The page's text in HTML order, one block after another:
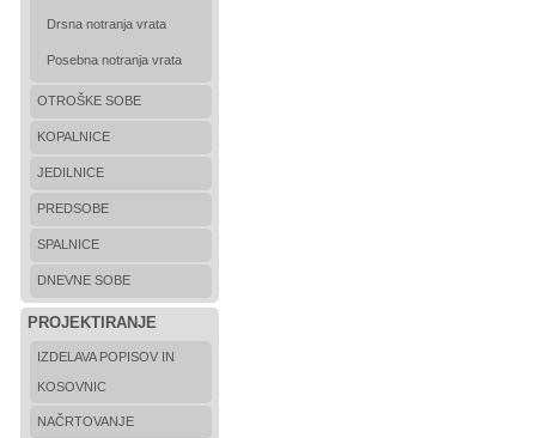
Drsna notranja vrata
Posebna notranja vrata
OTROŠKE SOBE
KOPALNICE
JEDILNICE
PREDSOBE
SPALNICE
DNEVNE SOBE
PROJEKTIRANJE
IZDELAVA POPISOV IN
KOSOVNIC
NAČRTOVANJE